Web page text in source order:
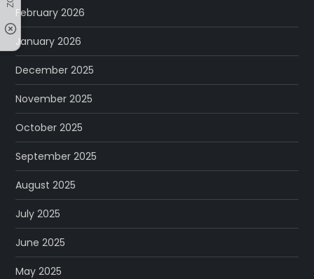
February 2026
January 2026
December 2025
November 2025
October 2025
September 2025
August 2025
July 2025
June 2025
May 2025